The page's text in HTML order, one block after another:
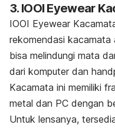
3. IOOI Eyewear
IOOI Eyewear
rekomendasi kacamata
bisa melindungi mata
dari komputer dan
Kacamata ini memiliki
metal dan PC dengan
Untuk lensanya,